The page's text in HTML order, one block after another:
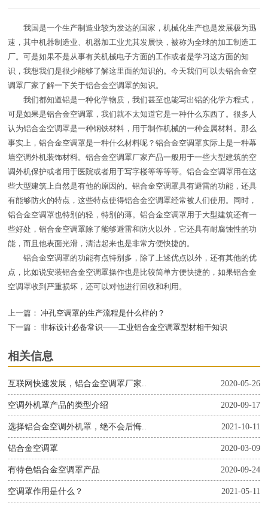
我国是一个生产制造业较为发达的国家，机械化生产也是发展极为迅
速，其中机器制造业、机器加工业尤其发展快，被称为全球的加工制造工
厂。可是如果不是从事有关机械电子方面的工作或者是学习这方面的知
识，我想我们是很少能够了解这里面的知识的。今天我们可以去铝合金空
调罩厂家了解一下关于铝合金空调罩的知识。
我们都知道铝是一种化学物质，我们甚至也能写出铝的化学方程式，
可是如果是铝合金空调罩，我们就不太知道它是一种什么东西了。很多人
认为铝合金空调罩是一种钢铁材料，用于制作机械的一种金属材料。那么
事实上，铝合金空调罩是一种什么材料呢？铝合金空调罩实际上是一种幕
墙空调外机装饰材料。铝合金空调罩厂家产品一般用于一些大型建筑的空
调外机保护或者用于医院或者用于写字楼等等等等。铝合金空调罩用在这
些大型建筑上自然是有他的原因的。铝合金空调罩具有避雷的功能，还具
有能够防火的特点，这些特点使得铝合金空调罩经常被人们使用。同时，
铝合金空调罩也特别的轻，特别的薄。铝合金空调罩用于大型建筑还有一
些好处，铝合金空调罩除了能够避雷和防火以外，它还具有耐腐蚀性的功
能，而且他表面光滑，清洁起来也是非常方便快捷的。
铝合金空调罩的功能有点特别多，除了上述优点以外，还有其他的优
点，比如说安装铝合金空调罩操作也是比较简单方便快捷的，如果铝合金
空调罩收到严重损坏，还可以对他进行回收和利用。
上一篇： 冲孔空调罩的生产流程是什么样的？
下一篇： 非标设计必备常识——工业铝合金空调罩型材相干知识
相关信息
2020-05-26
互联网快速发展，铝合金空调罩厂家..
2020-09-17
空调外机罩产品的类型介绍
2021-10-11
选择铝合金空调外机罩，绝不会后悔..
2020-03-09
铝合金空调罩
2020-09-24
有特色铝合金空调罩产品
2021-05-11
空调罩作用是什么？